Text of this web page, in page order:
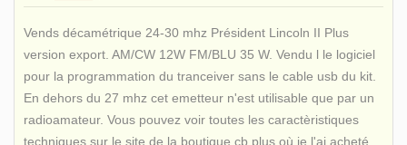
Vends décamétrique 24-30 mhz Président Lincoln II Plus
version export. AM/CW 12W FM/BLU 35 W. Vendu l le logiciel
pour la programmation du tranceiver sans le cable usb du kit.
En dehors du 27 mhz cet emetteur n'est utilisable que par un
radioamateur. Vous pouvez voir toutes les caractèristiques
techniques sur le site de la boutique cb plus où je l'ai acheté